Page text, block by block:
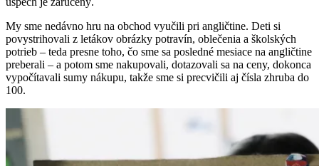
My sme nedávno hru na obchod vyučili pri angličtine. Deti si
povystrihovali z letákov obrázky potravín, oblečenia a školských
potrieb – teda presne toho, čo sme sa posledné mesiace na angličtine
preberali – a potom sme nakupovali, dotazovali sa na ceny, dokonca
vypočítavali sumy nákupu, takže sme si precvičili aj čísla zhruba do
100.